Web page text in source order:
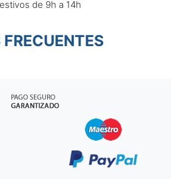
de 9h a 14h